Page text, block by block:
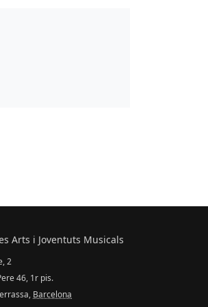
Arts i Joventuts Musicals
2
46, 1r pis.
, Barcelona